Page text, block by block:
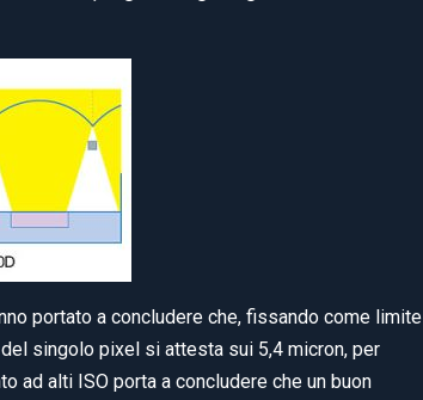
portato a concludere che, fissando come limite
singolo pixel si attesta sui 5,4 micron, per
ad alti ISO porta a concludere che un buon